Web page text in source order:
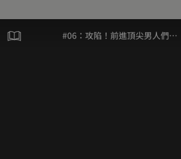
#06：攻陷！前進頂尖男人們的